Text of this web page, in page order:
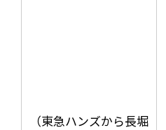
（東急ハンズから長堀